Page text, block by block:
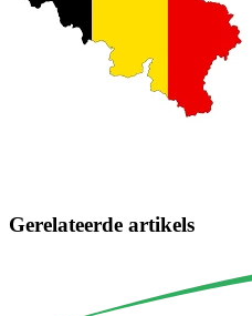
Gerelateerde artikels